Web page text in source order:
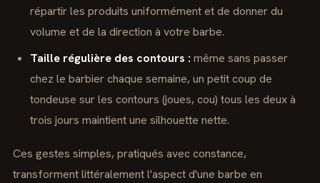
répartir les produits uniformément et de donner du
volume et de la direction à votre barbe.
Taille régulière des contours : même sans passer
chez le barbier chaque semaine, un petit coup de
tondeuse sur les contours (joues, cou) tous les deux à
trois jours maintient une silhouette nette.
Ces gestes simples, pratiqués avec constance,
transforment littéralement l'aspect d'une barbe en